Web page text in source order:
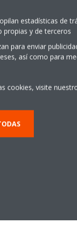
estadísticas de
propias y de terceros
para enviar
así como para
cookies, visite